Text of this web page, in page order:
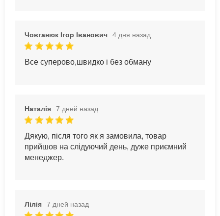
Човганюк Ігор Іванович 4 дня назад
Все суперово,швидко і без обману
Наталія 7 дней назад
Дякую, після того як я замовила, товар
прийшов на слідуючий день, дуже приємний
менеджер.
Лілія 7 дней назад